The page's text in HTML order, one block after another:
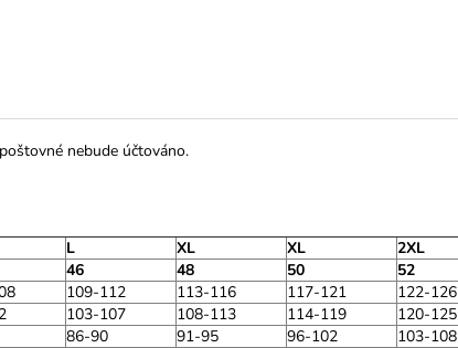
nebude účtováno.
L XL XL
2XL
46 48 50
52
109-112 113-116 117-121
122-126
103-107 108-113 114-119
120-125
86-90 91-95 96-102 103-108